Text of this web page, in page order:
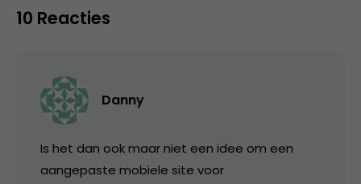
10 Reacties
Danny
Is het dan ook maar niet een idee om een
aangepaste mobiele site voor